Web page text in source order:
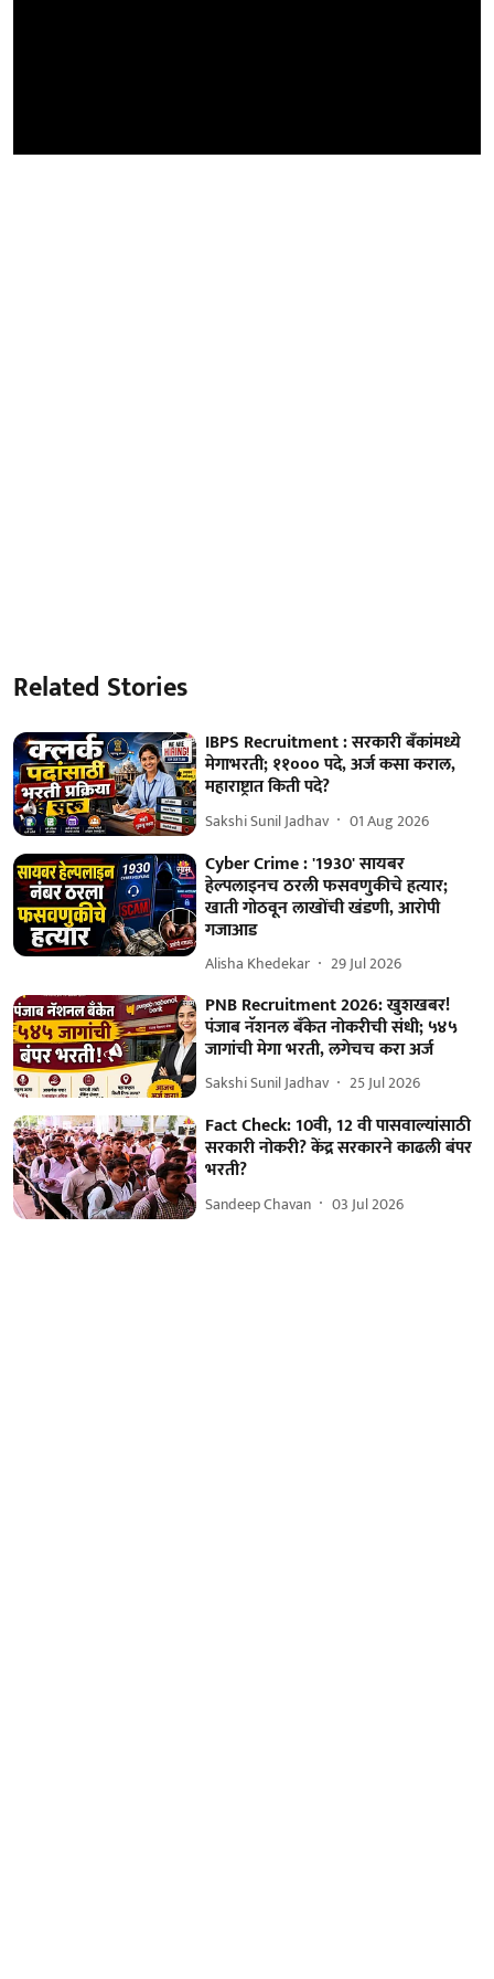
Related Stories
IBPS Recruitment : सरकारी बँकांमध्ये
मेगाभरती; ११००० पदे, अर्ज कसा कराल,
महाराष्ट्रात किती पदे?
Sakshi Sunil Jadhav 01 Aug 2026
Cyber Crime : '1930' सायबर
हेल्पलाइनच ठरली फसवणुकीचे हत्यार;
खाती गोठवून लाखोंची खंडणी, आरोपी
गजाआड
Alisha Khedekar 29 Jul 2026
PNB Recruitment 2026: खुशखबर!
पंजाब नॅशनल बँकेत नोकरीची संधी; ५४५
जागांची मेगा भरती, लगेचच करा अर्ज
Sakshi Sunil Jadhav 25 Jul 2026
Fact Check: 10वी, 12 वी पासवाल्यांसाठी
सरकारी नोकरी? केंद्र सरकारने काढली बंपर
भरती?
Sandeep Chavan 03 Jul 2026